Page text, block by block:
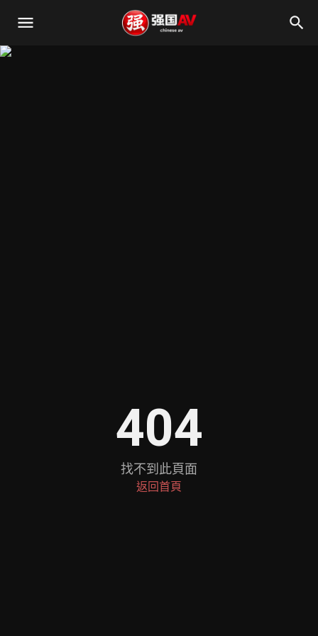
404
找不到此頁面
返回首頁